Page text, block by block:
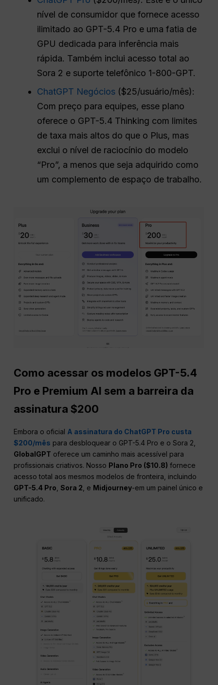
nível de consumidor que fornece acesso
ilimitado ao GPT-5.4 Pro e uma fatia de
GPU dedicada para inferência mais
rápida. Também inclui acesso total ao
Sora 2 e suporte telefônico 1-800-GPT.
ChatGPT Negócios ($25/usuário/mês):
Com preço para equipes, esse plano
oferece o GPT-5.4 Thinking com limites
de taxa mais altos do que o Plus, mas
exclui o nível de raciocínio do modelo
“Pro”, a menos que seja adquirido como
um complemento de espaço de trabalho.
Como acessar os modelos GPT-5.4
Pro e Premium AI sem a barreira da
assinatura $200
Embora o oficial A assinatura do ChatGPT Pro custa
$200/mês para desbloquear o GPT-5.4 Pro e o Sora 2,
GlobalGPT oferece um caminho mais acessível para
profissionais criativos. Nosso Plano Pro ($10.8) fornece
acesso total aos mesmos modelos de fronteira, incluindo
GPT-5.4 Pro ,Sora 2 , e Midjourney-em um painel único e
unificado.